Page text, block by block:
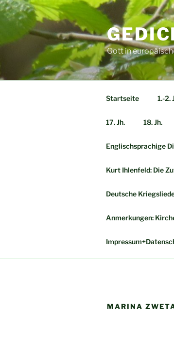
Zum
Inhalt
springen
Gott in
Startseite 1.-2.
17. Jh. 18. Jh.
Englischsprachige
Kurt Ihlenfeld: Die
Deutsche
Anmerkungen:
MARINA